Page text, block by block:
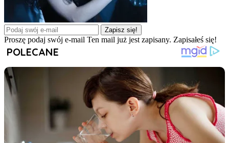
Zapisz się!
Proszę podaj swój e-mail Ten mail już jest zapisany. Zapisałeś się!